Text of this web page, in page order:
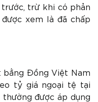
trừ khi có phản
xem là đã chấp
bằng Đồng Việt Nam
tỷ giá ngoại tệ tại
được áp dụng